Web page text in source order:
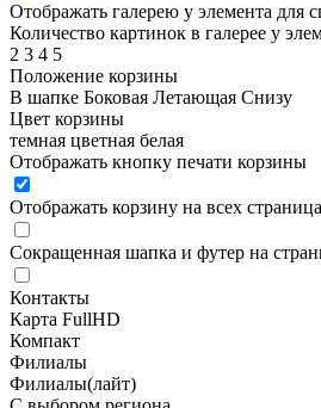
Отображать галерею у элемента для
Количество картинок в галерее у
2 3 4 5
Положение корзины
В шапке Боковая Летающая Снизу
Цвет корзины
темная цветная белая
Отображать кнопку печати корзины
Отображать корзину на всех
Сокращенная шапка и футер на
Контакты
Карта FullHD
Компакт
Филиалы
Филиалы(лайт)